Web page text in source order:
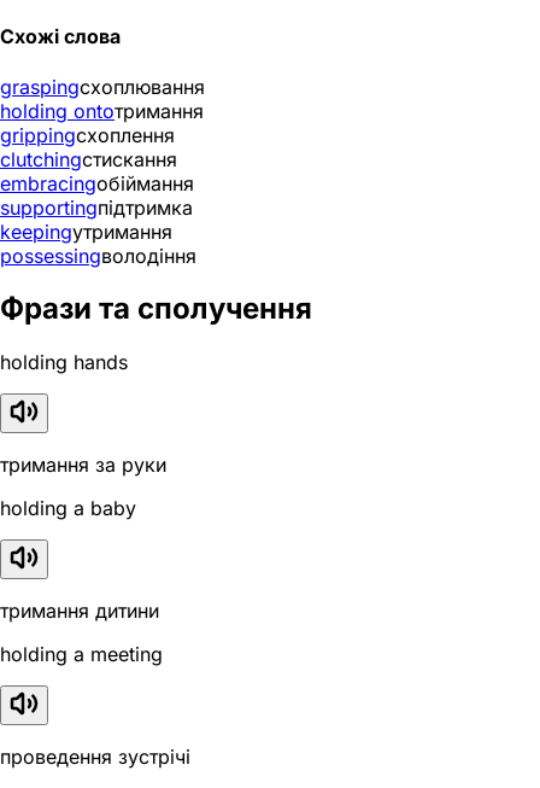
Схожі слова
graspingсхоплювання
holding ontoтримання
grippingсхоплення
clutchingстискання
embracingобіймання
supportingпідтримка
keepingутримання
possessingволодіння
Фрази та сполучення
holding hands
тримання за руки
holding a baby
тримання дитини
holding a meeting
проведення зустрічі